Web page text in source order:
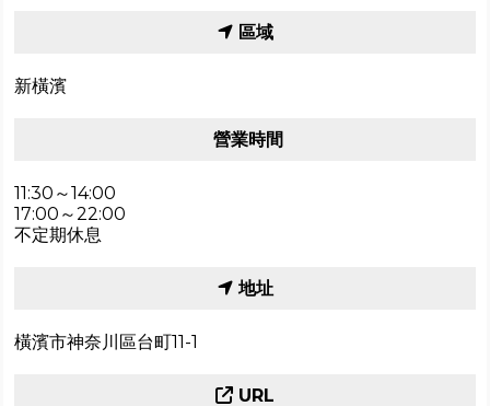
區域
新橫濱
營業時間
11:30～14:00
17:00～22:00
不定期休息
地址
橫濱市神奈川區台町11-1
URL